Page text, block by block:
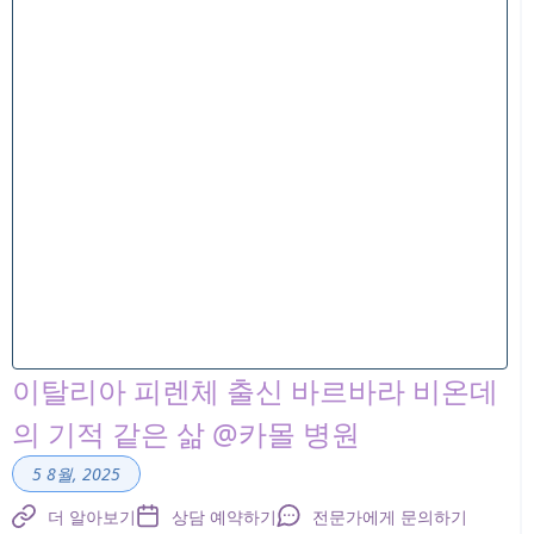
이탈리아 피렌체 출신 바르바라 비온데
의 기적 같은 삶 @카몰 병원
5 8월, 2025
더 알아보기
상담 예약하기 전문가에게 문의하기